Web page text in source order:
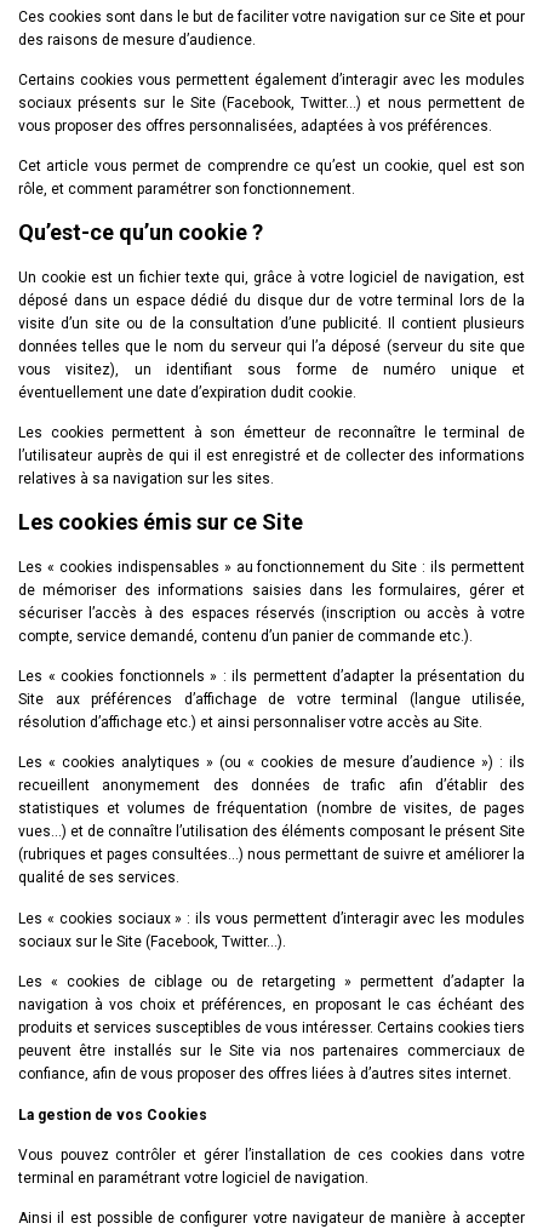
Ces cookies sont dans le but de faciliter votre navigation sur ce Site et pour
des raisons de mesure d’audience.
Certains cookies vous permettent également d’interagir avec les modules
sociaux présents sur le Site (Facebook, Twitter…) et nous permettent de
vous proposer des offres personnalisées, adaptées à vos préférences.
Cet article vous permet de comprendre ce qu’est un cookie, quel est son
rôle, et comment paramétrer son fonctionnement.
Qu’est-ce qu’un cookie ?
Un cookie est un fichier texte qui, grâce à votre logiciel de navigation, est
déposé dans un espace dédié du disque dur de votre terminal lors de la
visite d’un site ou de la consultation d’une publicité. Il contient plusieurs
données telles que le nom du serveur qui l’a déposé (serveur du site que
vous visitez), un identifiant sous forme de numéro unique et
éventuellement une date d’expiration dudit cookie.
Les cookies permettent à son émetteur de reconnaître le terminal de
l’utilisateur auprès de qui il est enregistré et de collecter des informations
relatives à sa navigation sur les sites.
Les cookies émis sur ce Site
Les « cookies indispensables » au fonctionnement du Site : ils permettent
de mémoriser des informations saisies dans les formulaires, gérer et
sécuriser l’accès à des espaces réservés (inscription ou accès à votre
compte, service demandé, contenu d’un panier de commande etc.).
Les « cookies fonctionnels » : ils permettent d’adapter la présentation du
Site aux préférences d’affichage de votre terminal (langue utilisée,
résolution d’affichage etc.) et ainsi personnaliser votre accès au Site.
Les « cookies analytiques » (ou « cookies de mesure d’audience ») : ils
recueillent anonymement des données de trafic afin d’établir des
statistiques et volumes de fréquentation (nombre de visites, de pages
vues…) et de connaître l’utilisation des éléments composant le présent Site
(rubriques et pages consultées…) nous permettant de suivre et améliorer la
qualité de ses services.
Les « cookies sociaux » : ils vous permettent d’interagir avec les modules
sociaux sur le Site (Facebook, Twitter…).
Les « cookies de ciblage ou de retargeting » permettent d’adapter la
navigation à vos choix et préférences, en proposant le cas échéant des
produits et services susceptibles de vous intéresser. Certains cookies tiers
peuvent être installés sur le Site via nos partenaires commerciaux de
confiance, afin de vous proposer des offres liées à d’autres sites internet.
La gestion de vos Cookies
Vous pouvez contrôler et gérer l’installation de ces cookies dans votre
terminal en paramétrant votre logiciel de navigation.
Ainsi il est possible de configurer votre navigateur de manière à accepter